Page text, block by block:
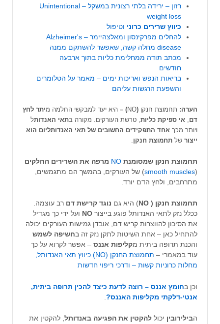
רזון – ירידה בלתי רצונית במשקל – Unintentional
weight loss
כיווץ שרירים כרוני וטיפול
להחלים מפרקינסון ומאלצהיימר – Alzheimer's
disease מחלה קשה, שאפשר להשתקם ממנה
מכתב תודה ממחלימת כליות בתוך ארבעה
חודשים
בריאות הנפש ואריכות ימים – מאמר על הטלומרים
והשפעת הרגשות עליהם
הערה: תחמוצת חנקן (
NO
) – היא יעד למבקשי החלמה מיתר לחץ
דם אי ספיקת כליות , טרשת העורקים. מקורה בתאי האנדותל
ויותר מכך אחד התפקידים החשובים של תאי האנדותליום הוא
ייצור של תחמוצת חנקן
תחמוצת חנקן שמסומנת NO מרפה את השרירים החלקים
(
smooth muscles) של העורקים, בהמשך הם מתגמשים,
מתרחבים, ולחץ הדם יורד.
תחמוצת חנקן ( NO) היא גם נוגד קרישת דם רב עוצמה.
ככלל נזק לתאי האנדותל פוגע בייצור NO ועל ידי כך מגדיל
את הסיכון להווצרות קריש דם, אובדן גמישות העורקים יכולה
להתחיל כאן – אחת השיטות לתקן נזק זה בחשיפה לשמש
והכנת תרופה ביתית מקליפות אננס – אפשר לקרוא על כך
עוד במאמרי –
תחמוצת החנקן (NO) כיווץ תאי האנדותל,
מחלות כרוניות קשות – ודרכי ריפוי חדשות
וכן בחומץ אננס – רוצה לדעת כיצד להכין תרופה ביתית,
אנטי-דלקתי מקליפות האננס?
הבילירובין יכול להקטין את הפגיעה באנדותל , להקטין את